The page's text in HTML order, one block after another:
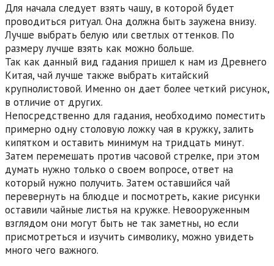
Для начала следует взять чашу, в которой будет
проводиться ритуал. Она должна быть заужена внизу.
Лучше выбрать белую или светлых оттенков. По
размеру лучше взять как можно больше.
Так как данный вид гадания пришел к нам из Древнего
Китая, чай лучше также выбрать китайский
крупнолистовой. Именно он дает более четкий рисунок,
в отличие от других.
Непосредственно для гадания, необходимо поместить
примерно одну столовую ложку чая в кружку, залить
кипятком и оставить минимум на тридцать минут.
Затем перемешать против часовой стрелке, при этом
думать нужно только о своем вопросе, ответ на
который нужно получить. Затем оставшийся чай
перевернуть на блюдце и посмотреть, какие рисунки
оставили чайные листья на кружке. Невооруженным
взглядом они могут быть не так заметны, но если
присмотреться и изучить символику, можно увидеть
много чего важного.